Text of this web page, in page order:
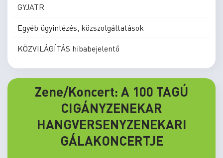
GYJATR
Egyéb ügyintézés, közszolgáltatások
KÖZVILÁGÍTÁS hibabejelentő
Zene/Koncert: A 100 TAGÚ
CIGÁNYZENEKAR
HANGVERSENYZENEKARI
GÁLAKONCERTJE